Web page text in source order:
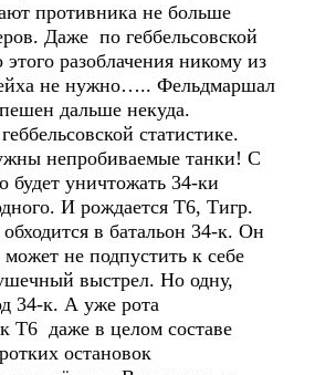
противника не больше
Даже по геббельсовской
разоблачения никому из
не нужно….. Фельдмаршал
дальше некуда.
статистике.
непробиваемые танки! С
будет уничтожать 34-ки
И рождается Т6, Тигр.
в батальон 34-к. Он
может не подпустить к себе
выстрел. Но одну,
34-к. А уже рота
Т6 даже в целом составе
остановок